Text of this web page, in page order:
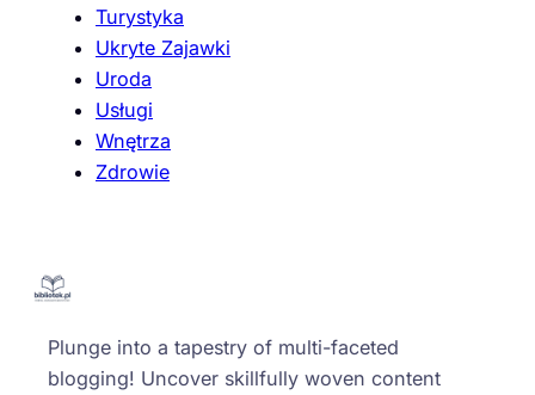
Turystyka
Ukryte Zajawki
Uroda
Usługi
Wnętrza
Zdrowie
Plunge into a tapestry of multi-faceted
blogging! Uncover skillfully woven content